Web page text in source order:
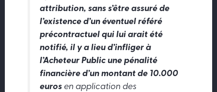
attribution, sans s’être assuré de
l’existence d’un éventuel référé
précontractuel qui lui arait été
notifié, il y a lieu d’infliger à
l’Acheteur Public une pénalité
financière d’un montant de 10.000
euros en application des